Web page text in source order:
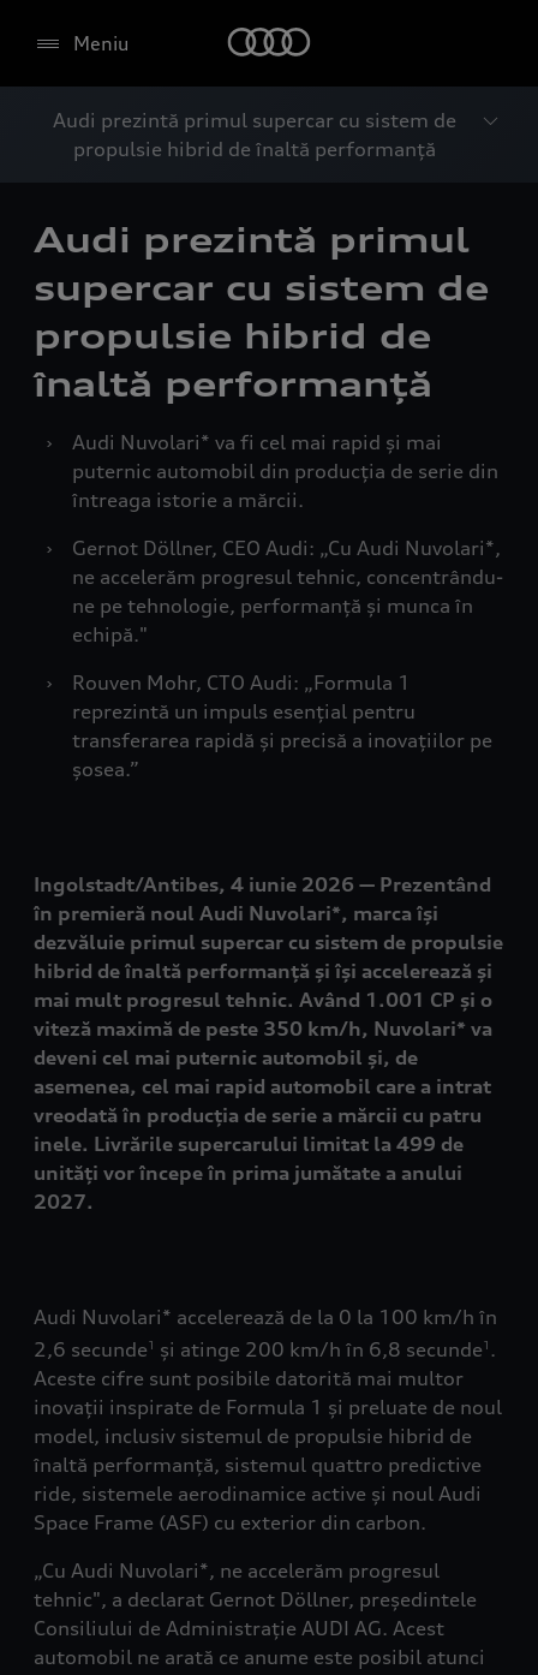
Meniu
Audi prezintă primul supercar cu sistem de
propulsie hibrid de înaltă performanță
Audi prezintă primul
supercar cu sistem de
propulsie hibrid de
înaltă performanță
›
Audi Nuvolari* va fi cel mai rapid și mai
puternic automobil din producția de serie din
întreaga istorie a mărcii.
›
Gernot Döllner, CEO Audi: „Cu Audi Nuvolari*,
ne accelerăm progresul tehnic, concentrându-
ne pe tehnologie, performanță și munca în
echipă."
›
Rouven Mohr, CTO Audi: „Formula 1
reprezintă un impuls esențial pentru
transferarea rapidă și precisă a inovațiilor pe
șosea.”
Ingolstadt/Antibes, 4 iunie 2026 — Prezentând
în premieră noul Audi Nuvolari*, marca își
dezvăluie primul supercar cu sistem de propulsie
hibrid de înaltă performanță și își accelerează și
mai mult progresul tehnic. Având 1.001 CP și o
viteză maximă de peste 350 km/h, Nuvolari* va
deveni cel mai puternic automobil și, de
asemenea, cel mai rapid automobil care a intrat
vreodată în producția de serie a mărcii cu patru
inele. Livrările supercarului limitat la 499 de
unități vor începe în prima jumătate a anului
2027.
Audi Nuvolari* accelerează de la 0 la 100 km/h în
2,6 secunde1 și atinge 200 km/h în 6,8 secunde1 .
Aceste cifre sunt posibile datorită mai multor
inovații inspirate de Formula 1 și preluate de noul
model, inclusiv sistemul de propulsie hibrid de
înaltă performanță, sistemul quattro predictive
ride, sistemele aerodinamice active și noul Audi
Space Frame (ASF) cu exterior din carbon.
„Cu Audi Nuvolari*, ne accelerăm progresul
tehnic", a declarat Gernot Döllner, președintele
Consiliului de Administrație AUDI AG. Acest
automobil ne arată ce anume este posibil atunci